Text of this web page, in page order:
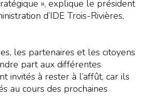
», explique le président
d’IDE Trois-Rivières,
les partenaires et les citoyens
part aux différentes
invités à rester à l’affût, car ils
au cours des prochaines